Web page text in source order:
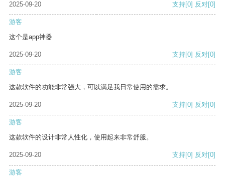
2025-09-20 支持[0] 反对[0]
游客
这个是app神器
2025-09-20 支持[0] 反对[0]
游客
这款软件的功能非常强大，可以满足我日常使用的需求。
2025-09-20 支持[0] 反对[0]
游客
这款软件的设计非常人性化，使用起来非常舒服。
2025-09-20 支持[0] 反对[0]
游客